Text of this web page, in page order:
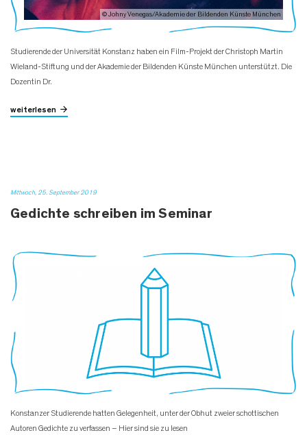
© Johny Venegas/Akademie der Bildenden Künste München
Studierende der Universität Konstanz haben ein Film-Projekt der Christoph Martin
Wieland-Stiftung und der Akademie der Bildenden Künste München unterstützt. Die
Dozentin Dr.
weiterlesen
Mittwoch, 25. September 2019
Gedichte schreiben im Seminar
Konstanzer Studierende hatten Gelegenheit, unter der Obhut zweier schottischen
Autoren Gedichte zu verfassen – Hier sind sie zu lesen